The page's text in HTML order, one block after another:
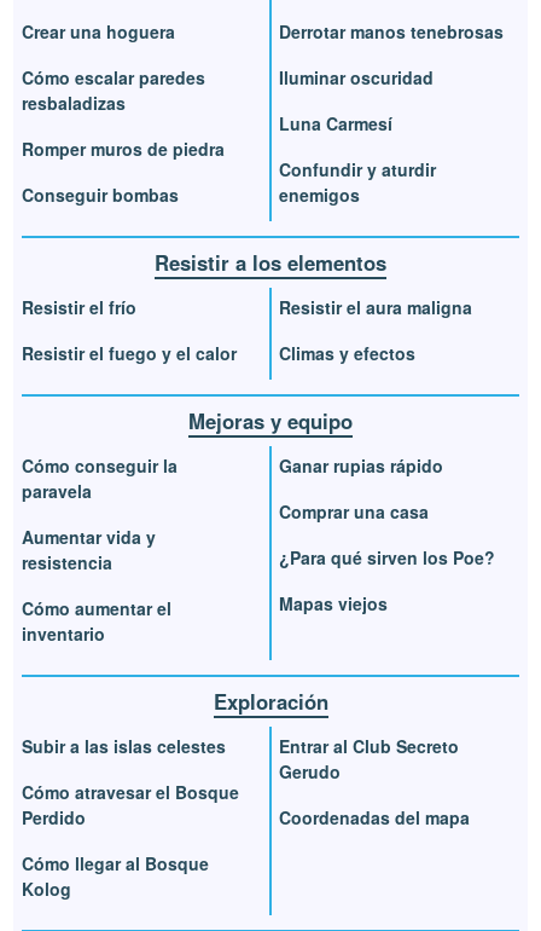
Crear una hoguera
Cómo escalar paredes
resbaladizas
Romper muros de piedra
Conseguir bombas
Derrotar manos tenebrosas
Iluminar oscuridad
Luna Carmesí
Confundir y aturdir
enemigos
Resistir a los elementos
Resistir el frío
Resistir el fuego y el calor
Resistir el aura maligna
Climas y efectos
Mejoras y equipo
Cómo conseguir la
paravela
Aumentar vida y
resistencia
Cómo aumentar el
inventario
Ganar rupias rápido
Comprar una casa
¿Para qué sirven los Poe?
Mapas viejos
Exploración
Subir a las islas celestes
Cómo atravesar el Bosque
Perdido
Cómo llegar al Bosque
Kolog
Entrar al Club Secreto
Gerudo
Coordenadas del mapa